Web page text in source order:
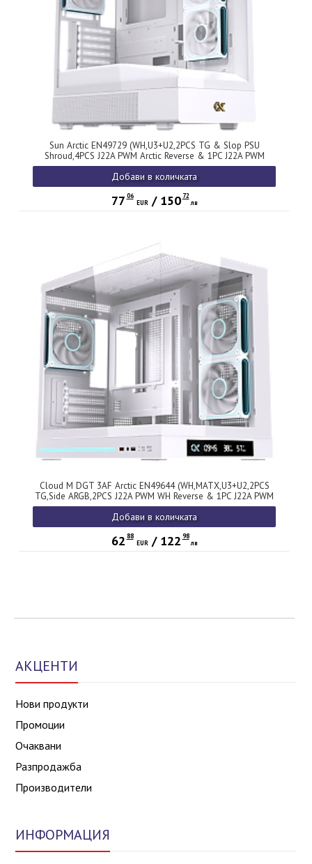
Sun Arctic EN49729 (WH,U3+U2,2PCS TG & Slop PSU
Shroud,4PCS J22A PWM Arctic Reverse & 1PC J22A PWM
Arctic,ARGB PCB)
Добави в количката
77 06
EUR/ 150 72
лв
Cloud M DGT 3AF Arctic EN49644 (WH,MATX,U3+U2,2PCS
TG,Side ARGB,2PCS J22A PWM WH Reverse & 1PC J22A PWM
WH,ARGB PCB,Digital LCD)
Добави в количката
62 88
EUR/ 122 98
лв
АКЦЕНТИ
Нови продукти
Промоции
Очаквани
Разпродажба
Производители
ИНФОРМАЦИЯ